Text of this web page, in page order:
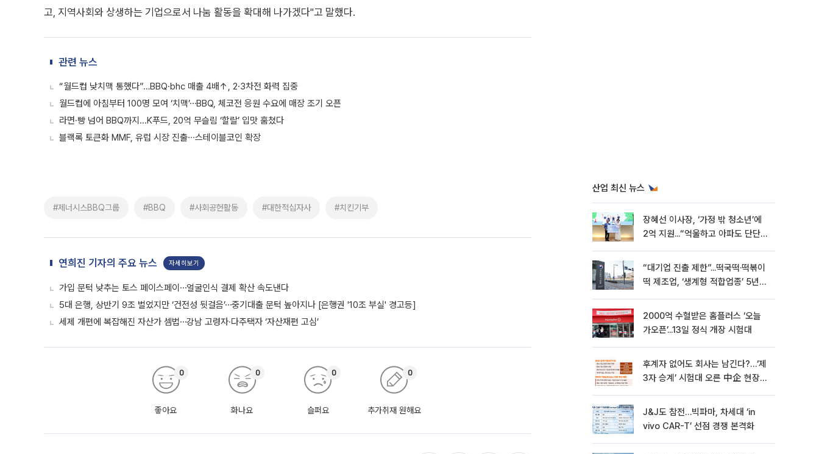
고, 지역사회와 상생하는 기업으로서 나눔 활동을 확대해 나가겠다"고 말했다.
관련 뉴스
“월드컵 낮치맥 통했다”…BBQ·bhc 매출 4배↑, 2·3차전 화력 집중
월드컵에 아침부터 100명 모여 ‘치맥’⋯BBQ, 체코전 응원 수요에 매장 조기 오픈
라면·빵 넘어 BBQ까지...K푸드, 20억 무슬림 ‘할랄’ 입맛 훔쳤다
블랙록 토큰화 MMF, 유럽 시장 진출∙∙∙스테이블코인 확장
#제너시스BBQ그룹 #BBQ #사회공헌활동 #대한적십자사 #치킨기부
연희진 기자의 주요 뉴스 자세히보기
가입 문턱 낮추는 토스 페이스페이⋯얼굴인식 결제 확산 속도낸다
5대 은행, 상반기 9조 벌었지만 ‘건전성 뒷걸음’⋯중기대출 문턱 높아지나 [은행권 '10조 부실' 경고등]
세제 개편에 복잡해진 자산가 셈법⋯강남 고령자·다주택자 ‘자산재편 고심’
좋아요
0
화나요
0
슬퍼요
0
추가취재 원해요
0
산업 최신 뉴스
장혜선 이사장, ‘가정 밖 청소년’에
2억 지원...“억울하고 아파도 단단해
“대기업 진출 제한”...떡국떡·떡볶이
떡 제조업, ‘생계형 적합업종’ 5년
2000억 수혈받은 홈플러스 ‘오늘
가오픈’...13일 정식 개장 시험대
후계자 없어도 회사는 남긴다?…‘제
3자 승계’ 시험대 오른 中企 현장
J&J도 참전…빅파마, 차세대 ‘in
vivo CAR-T’ 선점 경쟁 본격화